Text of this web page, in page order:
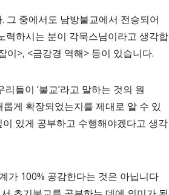
그 중에서도 남방불교에서 전승되어
력하시는 분이 각묵스님이라고 생각합
이>, <금강경 역해> 등이 있습니다.
들이 ‘불교’라고 말하는 것의 원
게 확장되었는지를 제대로 알 수 있
있게 공부하고 수행해야겠다고 생각
가 100% 공감한다는 것은 아닙니다